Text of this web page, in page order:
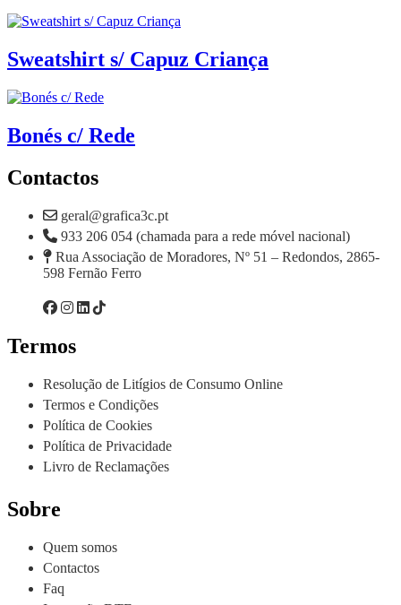
Sweatshirt s/ Capuz Criança
Bonés c/ Rede
Contactos
geral@grafica3c.pt
933 206 054 (chamada para a rede móvel nacional)
Rua Associação de Moradores, Nº 51 – Redondos, 2865-
598 Fernão Ferro
Termos
Resolução de Litígios de Consumo Online
Termos e Condições
Política de Cookies
Política de Privacidade
Livro de Reclamações
Sobre
Quem somos
Contactos
Faq